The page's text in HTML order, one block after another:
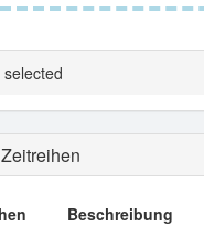
Beschreibung